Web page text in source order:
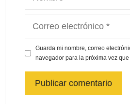
Guarda mi nombre, correo
navegador para la próxima vez